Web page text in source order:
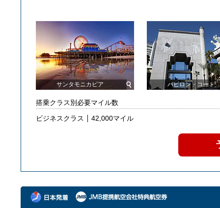
サンタモニカピア バビロン・コート
搭乗クラス別必要マイル数
ビジネスクラス 42,000マイル